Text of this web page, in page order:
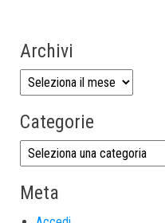
Archivi
Categorie
Meta